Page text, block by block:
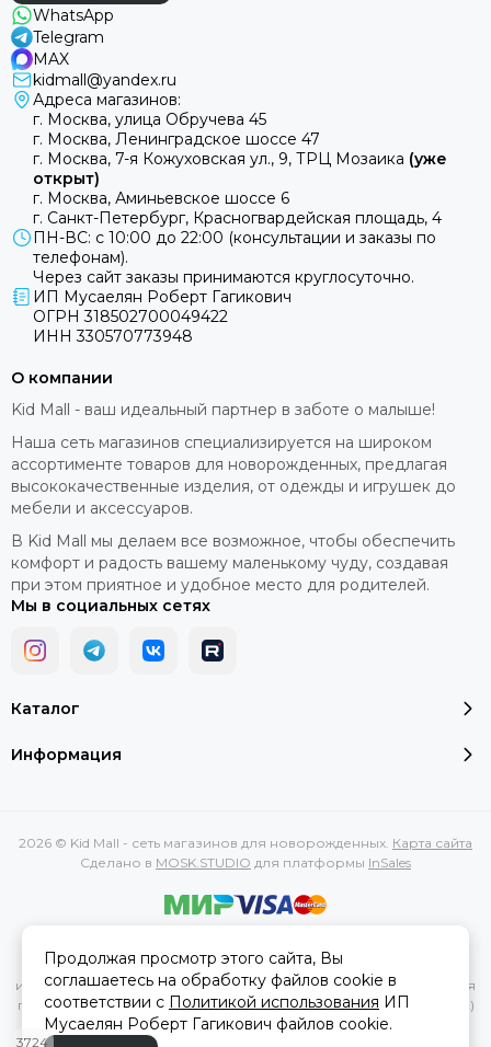
WhatsApp
Telegram
MAX
kidmall@yandex.ru
Адреса магазинов:
г. Москва, улица Обручева 45
г. Москва, Ленинградское шоссе 47
г. Москва, 7-я Кожуховская ул., 9, ТРЦ Мозаика (уже
открыт)
г. Москва, Аминьевское шоссе 6
г. Санкт-Петербург, Красногвардейская площадь, 4
ПН-ВС: с 10:00 до 22:00 (консультации и заказы по
телефонам).
Через сайт заказы принимаются круглосуточно.
ИП Мусаелян Роберт Гагикович
ОГРН 318502700049422
ИНН 330570773948
Каталог
Информация
О компании
Kid Mall - ваш идеальный партнер в заботе о малыше!
Наша сеть магазинов специализируется на широком
ассортименте товаров для новорожденных, предлагая
высококачественные изделия, от одежды и игрушек до
мебели и аксессуаров.
В Kid Mall мы делаем все возможное, чтобы обеспечить
комфорт и радость вашему маленькому чуду, создавая
при этом приятное и удобное место для родителей.
Мы в социальных сетях
2026 © Kid Mall - сеть магазинов для новорожденных. Карта сайта
Сделано в MOSK.STUDIO для платформы InSales
характеристик, стоимости товаров и услуг, носит
информационный характер и ни при каких условиях не является
публичной офертой, определяемой положениями Статьи 437(2)
Гражданского кодекса РФ.
3724
Продолжая просмотр этого сайта, Вы
соглашаетесь на обработку файлов cookie в
соответствии с Политикой использования ИП
Мусаелян Роберт Гагикович файлов cookie.